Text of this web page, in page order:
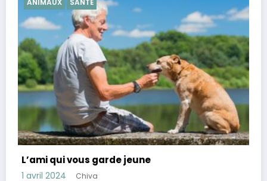
SANTÉ
Conseils pour réduire le cortisol, hormone
stress